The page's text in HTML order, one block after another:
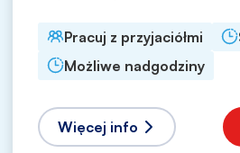
Pracuj z przyjaciółmi
Możliwe nadgodziny
Więcej info